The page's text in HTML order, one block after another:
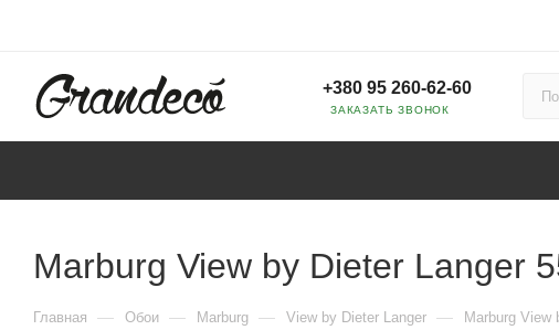
+380 95 260-62-60
ЗАКАЗАТЬ ЗВОНОК
Marburg View by Dieter Langer
Главная — Обои — Marburg — View by Dieter Langer — Marburg View